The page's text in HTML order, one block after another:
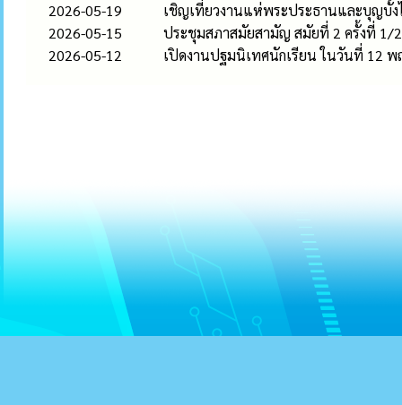
2026-05-19
เชิญเที่ยวงานแห่พระประธานและบุญบั้ง
2026-05-15
ประชุมสภาสมัยสามัญ สมัยที่ 2 ครั้งที่ 1/
2026-05-12
เปิดงานปฐมนิเทศนักเรียน ในวันที่ 12